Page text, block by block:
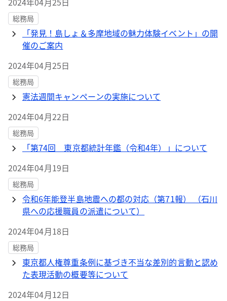
総務局
「発見！島しょ＆多摩地域の魅力体験イベント」の開
催のご案内
2024年04月25日
総務局
憲法週間キャンペーンの実施について
2024年04月22日
総務局
「第74回 東京都統計年鑑（令和4年）」について
2024年04月19日
総務局
令和6年能登半島地震への都の対応（第71報） （石川
県への応援職員の派遣について）
2024年04月18日
総務局
東京都人権尊重条例に基づき不当な差別的言動と認め
た表現活動の概要等について
2024年04月12日